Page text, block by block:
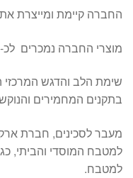
החברה קיימת ומייצרת את
מוצרי החברה נמכרים לכ-60 מדינות ברחבי העולם.
שימת הלב והדגש המרכזי
בתקנים המחמירים
מעבר לסכינים, חברת
למטבח המוסדי והביתי,
למטבח.